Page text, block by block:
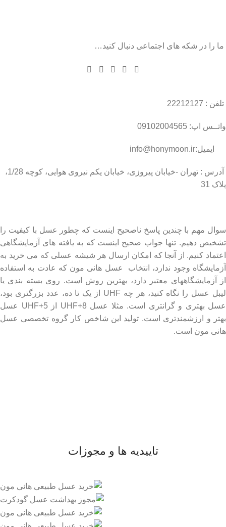
ما را در شکه های اجتماعی دنبال کنید…
تلفن : 22212127
واتــس اپ: 09102004565
ایمیل:info@honymoon.ir
آدرس : تهران -خیابان پیروزی، خیابان یکم نیروی هوایی، کوچه 1/28،
پلاک 31
سوال مهم با چندین پاسخ ناصحیح اینست که چطور عسل با کیفیت را
تشخیص دهیم. تنها جواب صحیح اینست که به یافته های آزمایشگاهی
اعتماد کنیم. از آنجا که امکان ارسال هر شیشه عسلی که می خرید به
آزمایشگاه وجود ندارد، انتخاب عسل هانی مون که عادت به استفاده
از آزمایشگاههای معتبر دارد، بهترین روش است. روی بسته بندی یا
لیبل عسل را نگاه کنید، هر چه UHF از یک تا ده، عدد بزرگتری بود،
عسل بهتری و گرانتری است. مثلا عسل UHF+8 از UHF+5 عسل
بهتر و ارزشمندتری است. تولید این شاخص کار گروه تخصصی عسل
هانی مون است.
تاییدیه ها و مجوزات